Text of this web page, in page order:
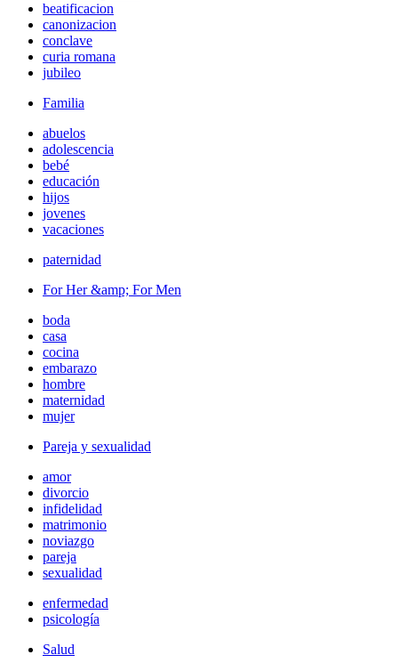
beatificacion
canonizacion
conclave
curia romana
jubileo
Familia
abuelos
adolescencia
bebé
educación
hijos
jovenes
vacaciones
paternidad
For Her &amp; For Men
boda
casa
cocina
embarazo
hombre
maternidad
mujer
Pareja y sexualidad
amor
divorcio
infidelidad
matrimonio
noviazgo
pareja
sexualidad
enfermedad
psicología
Salud